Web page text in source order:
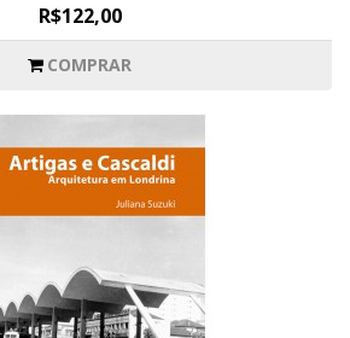
R$122,00
COMPRAR